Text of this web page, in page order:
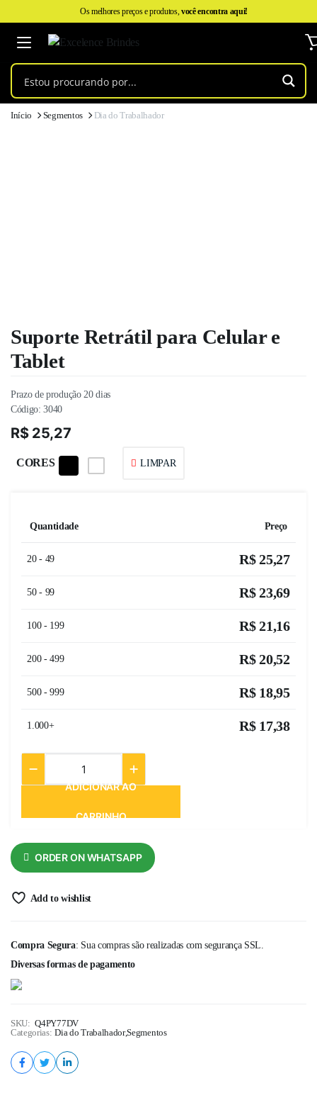
Os melhores preços e produtos,você encontra aqui!
Início Segmentos Dia do Trabalhador
Suporte Retrátil para Celular e
Tablet
Prazo de produção 20 dias
Código:3040
R$25,27
CORES LIMPAR
Quantidade Preço
20 - 49 R$25,27
50 - 99 R$23,69
100 - 199 R$21,16
200 - 499 R$20,52
500 - 999 R$18,95
1.000+ R$17,38
ADICIONAR AO
CARRINHO
ORDER ON WHATSAPP
Add to wishlist
Compra Segura: Sua compras são realizadas com segurança SSL.
Diversas formas de pagamento
SKU: Q4PY77DV
Categorias: Dia do Trabalhador,Segmentos